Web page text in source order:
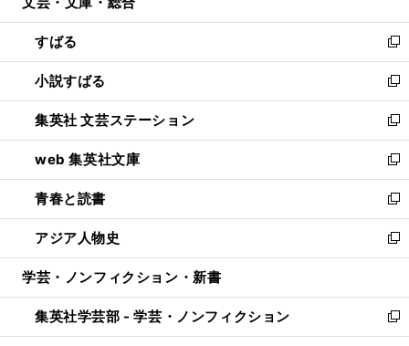
開
く
ウ
で
開
く
ン
ド
ウ
で
開
く
すばる
新
し
い
ウ
ィ
ン
ド
ウ
で
開
く
小説すばる
新
し
い
ウ
ィ
ン
ド
ウ
で
開
集英社 文芸ステーション
新
し
い
ウ
ィ
ン
ド
ウ
開
く
web 集英社文庫
新
し
い
ウ
ィ
ン
ウ
で
開
青春と読書
新
し
い
ウ
ン
ド
ウ
アジア人物史
新
し
ウ
ィ
ン
学芸・ノンフィクション・新書
集英社学芸部 - 学芸・ノンフィクション
新
し